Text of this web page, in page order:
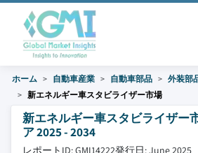
ホーム 自動車産業 自動車部品
外装部
新エネルギー車スタビライザー市場
新エネルギー車スタビライザー
ア 2025 - 2034
レポートID: GMI14222発行日: June 2025